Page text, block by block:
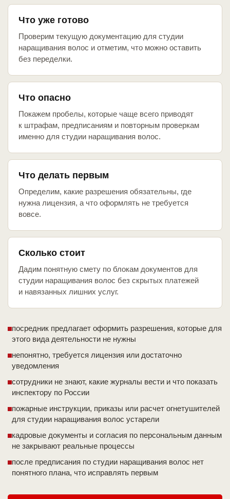
Что уже готово
Проверим текущую документацию для студии
наращивания волос и отметим, что можно оставить
без переделки.
Что опасно
Покажем пробелы, которые чаще всего приводят
к штрафам, предписаниям и повторным проверкам
именно для студии наращивания волос.
Что делать первым
Определим, какие разрешения обязательны, где
нужна лицензия, а что оформлять не требуется
вовсе.
Сколько стоит
Дадим понятную смету по блокам документов для
студии наращивания волос без скрытых платежей
и навязанных лишних услуг.
посредник предлагает оформить разрешения, которые для
этого вида деятельности не нужны
непонятно, требуется лицензия или достаточно
уведомления
сотрудники не знают, какие журналы вести и что показать
инспектору по России
пожарные инструкции, приказы или расчет огнетушителей
для студии наращивания волос устарели
кадровые документы и согласия по персональным данным
не закрывают реальные процессы
после предписания по студии наращивания волос нет
понятного плана, что исправлять первым